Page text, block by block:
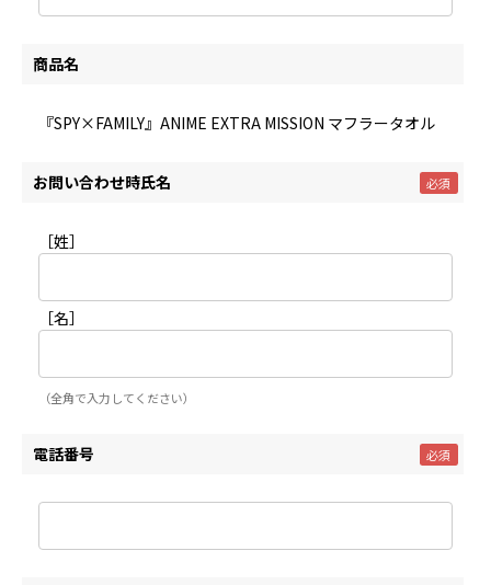
商品名
『SPY×FAMILY』ANIME EXTRA MISSION マフラータオル
お問い合わせ時氏名
［姓］
［名］
（全角で入力してください）
電話番号